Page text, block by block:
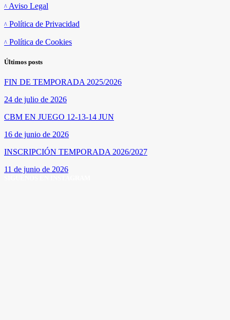
Aviso Legal
Política de Privacidad
Política de Cookies
Últimos posts
FIN DE TEMPORADA 2025/2026
24 de julio de 2026
CBM EN JUEGO 12-13-14 JUN
16 de junio de 2026
INSCRIPCIÓN TEMPORADA 2026/2027
11 de junio de 2026